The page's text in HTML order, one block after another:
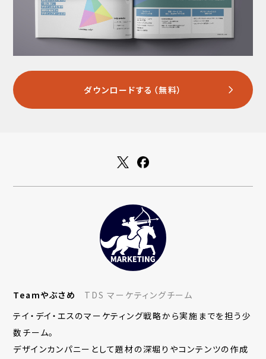
ダウンロードする（無料）
Teamやぶさめ
TDS マーケティングチーム
テイ・デイ・エスのマーケティング戦略から実施までを担う少
数チーム。
デザインカンパニーとして題材の深堀りやコンテンツの作成